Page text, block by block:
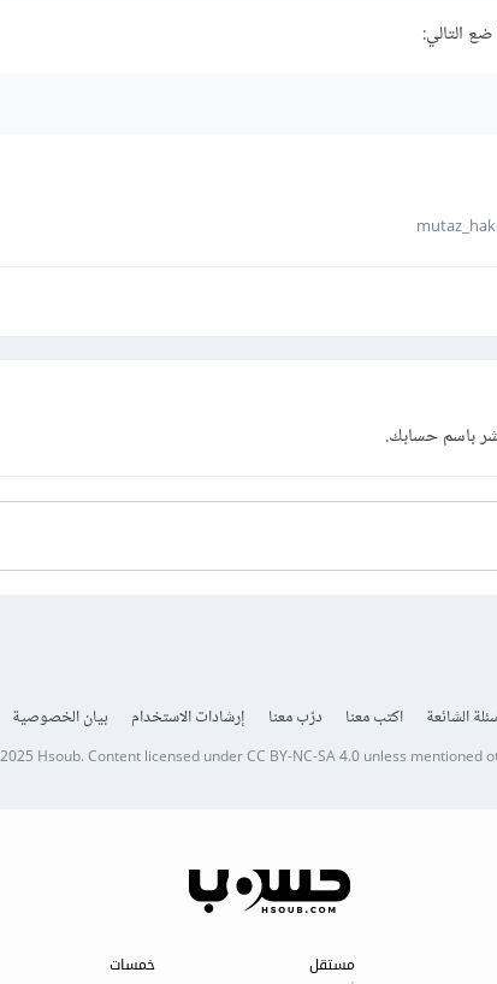
باسم حسابك.
الشائعة اكتب معنا درّب معنا إرشادات الاستخدام بيان الخصوصية
Hsoub.Content licensed underCC BY-NC-SA 4.0unless mentioned